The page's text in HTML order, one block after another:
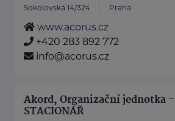
Sokolovská 14/324 Praha
www.acorus.cz
+420 283 892 772
info@acorus.cz
Akord, Organizační jednotka
STACIONÁŘ